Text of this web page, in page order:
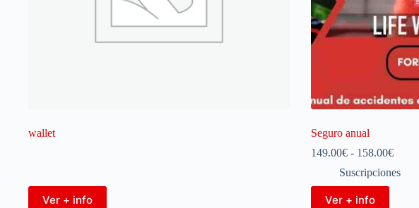
wallet
Ver + info
Seguro anual
149.00€ - 158.00€
Suscripciones
Ver + info